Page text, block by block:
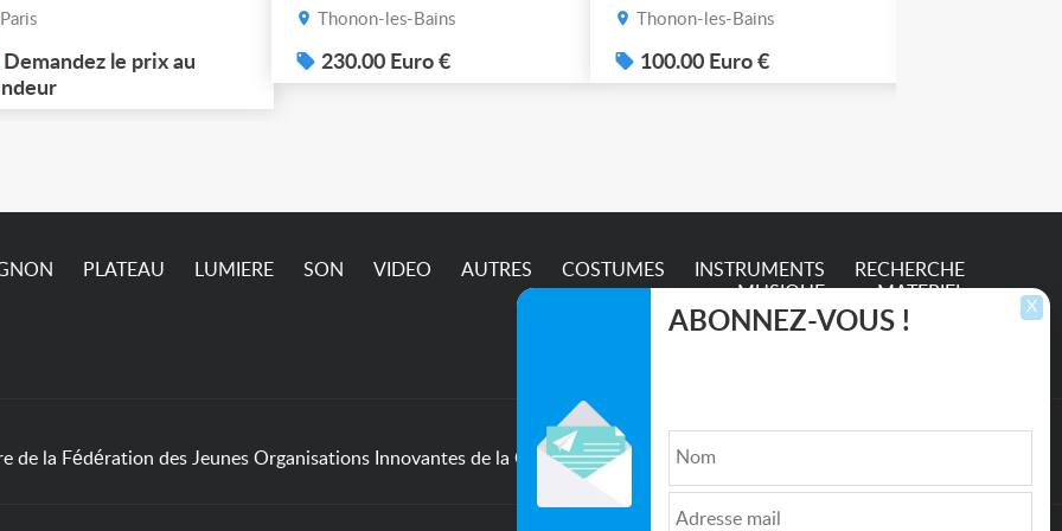
de scène rouge, un
dossier en photos. À
à Ivry-sur-Seine
jusqu'à ce vendredi 7
Paris
Demandez le prix au
récupérateur Mais
sup sur demande ça ne
passe pas sur l’annonce
Thonon-les-Bains
230.00 Euro €
Thonon-les-Bains
100.00 Euro €
PLATEAU LUMIERE SON VIDEO AUTRES COSTUMES
INSTRUMENTS
MUSIQUE
RECHERCHE
MATERIEL
de la Fédération des Jeunes Organisations Innovantes de la Culture et de l'Entertainment
X
ABONNEZ-VOUS !